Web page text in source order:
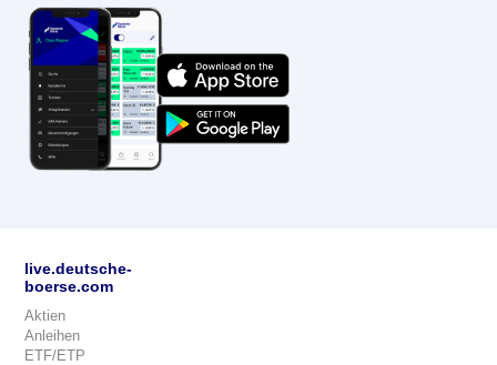
live.deutsche-
boerse.com
Aktien
Anleihen
ETF/ETP